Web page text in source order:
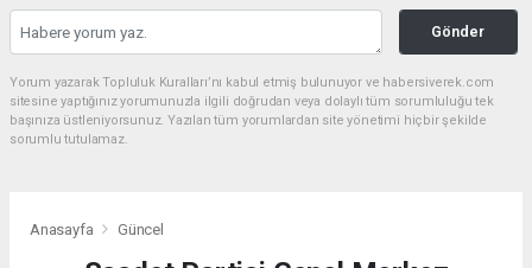
Gönder
Yorum yazarak Topluluk Kuralları’nı kabul etmiş bulunuyor ve habersiverek.com
sitesine yaptığınız yorumunuzla ilgili doğrudan veya dolaylı tüm sorumluluğu tek
başınıza üstleniyorsunuz. Yazılan tüm yorumlardan site yönetimi hiçbir şekilde
sorumlu tutulamaz.
Anasayfa Güncel